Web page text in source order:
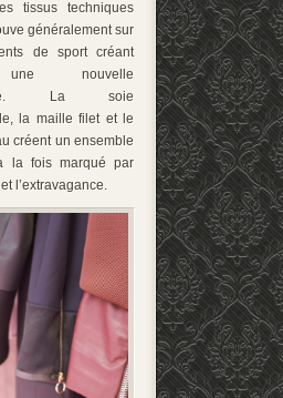
tissus techniques
généralement sur
de sport créant
nouvelle
La soie
la maille filet et le
créent un ensemble
la fois marqué par
l’extravagance.